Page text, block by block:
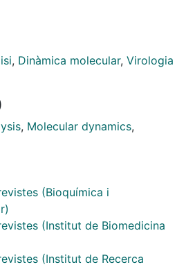
syndrome coronavirus 2
the binding mode of both
as well as remdesivir
form of drug), which is bound
RNA polymerase II (RNA Pol II).
rates between natural
shows that remdesivir is
to an RNA duplex that is
to an unmodified one, arguing
that remdesivir is a competitive
the entire mechanism
viral RdRp is highly processive
rate of incorporation
, Dinàmica molecular, Virologia
, Molecular dynamics,
(Bioquímica i
(Institut de Biomedicina
(Institut de Recerca